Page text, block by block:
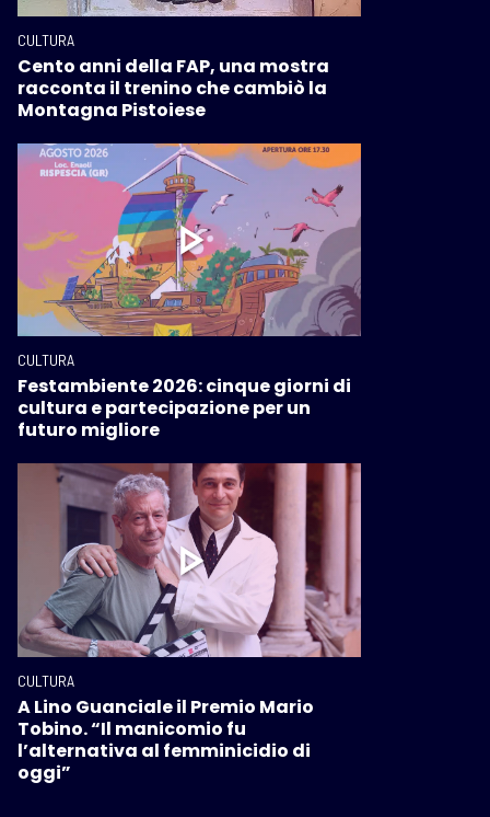
CULTURA
Cento anni della FAP, una mostra
racconta il trenino che cambiò la
Montagna Pistoiese
CULTURA
Festambiente 2026: cinque giorni di
cultura e partecipazione per un
futuro migliore
CULTURA
A Lino Guanciale il Premio Mario
Tobino. “Il manicomio fu
l’alternativa al femminicidio di
oggi”